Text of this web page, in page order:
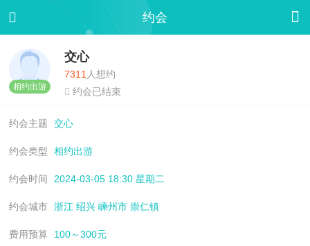
 约会
相约出游
交心
7311 人想约
 约会已结束
约会主题 交心
约会类型 相约出游
约会时间 2024-03-05 18:30 星期二
约会城市 浙江 绍兴 嵊州市 崇仁镇
费用预算 100～300元
